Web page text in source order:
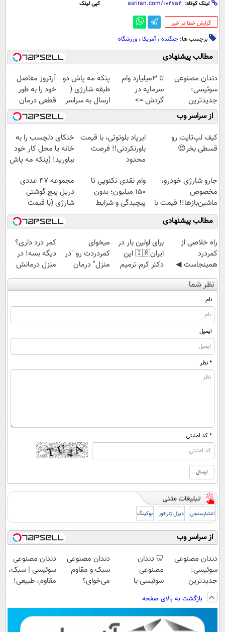
لینک کوتاه: کپی لینک
‌گزارش خطا در خبر
برچسب ها: جنگنده‌ ، آمریکا ، ورزشگاه
مطالب پیشنهادی
دندان مصنوعی
سوئیسی:
جدیدترین
فناوری اروپا،
سبک و مقاوم |
پرداخت قسطی
تا 3میلیارد وام
سرمایه در
گردش =>
فروشگاهت رو
ثبت کن
پنکه مه پاش دو
طبقه شارژی (
ارسال به سراسر
کشور)
آرتروز مفاصل
خود را به طور
قطعی درمان
کنید!
◗پرسش‌نامه◖
از سراسر وب
کیف لپ‌تاپت رو
قسطی بخر😍
ایرپاد بلوتوثی، با قیمت
باورنکردنی!! فرصت
محدود
خنکای دلچسب را به
خانه یا محل کار خود
بیاورید! (پنکه مه پاش
جارو شارژی خودرو،
مخصوص
ماشین‌باز‌ها!! قیمت با
تخفیف: فقط
1,499,000
وام نقدی تکنوپی تا
۱۵۰ میلیون؛ بدون
پیچیدگی و شرایط
سخت
مجموعه 47 عددی
دریل پیچ گوشتی
شارژی‌ (با قیمت
فوق‌العاده)
مطالب پیشنهادی
‌راه خلاصی از
کمردرد
همینجاست ◀
فقط کافیه فرم
رو پر کنی!
برای اولین بار در
ایران🇮🇷 این
دکتر کرم ترمیم
کننده 23 روزه
ساخت!
میخوای
کمردردت رو "در
منزل" درمان
کنی؟ (◂فیلم +
◂پرسش‌نامه)
کمر درد داری؟
دیگه بسه! در
منزل درمانش
کن
(◀پرسش‌نامه)
نظر شما
نام
ایمیل
* نظر
* کد امنیتی
اعتبارسنجی دیزل ژنراتور بوکینگ
از سراسر وب
دندان مصنوعی
سوئیسی:
جدیدترین
فناوری اروپا،
سبک و مقاوم |
پرداخت قسطی
🦷 دندان
مصنوعی
سوئیسی با
دیجیتال |
پرداخت در 4
قسط |📍 تهران
دندان مصنوعی
سبک و مقاوم
می‌خوای؟
📍تهران
دندان مصنوعی
سوئیسی | سبک،
مقاوم، طبیعی!
اقساطی😍
بازگشت به بالای صفحه